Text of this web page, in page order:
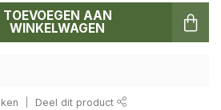
TOEVOEGEN AAN
WINKELWAGEN
Deel dit product